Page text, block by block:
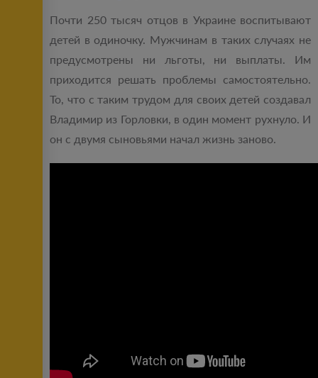
Почти 250 тысяч отцов в Украине воспитывают
детей в одиночку. Мужчинам в таких случаях не
предусмотрены ни льготы, ни выплаты. Им
приходится решать проблемы самостоятельно.
То, что с таким трудом для своих детей создавал
Владимир из Горловки, в один момент рухнуло. И
он с двумя сыновьями начал жизнь заново.